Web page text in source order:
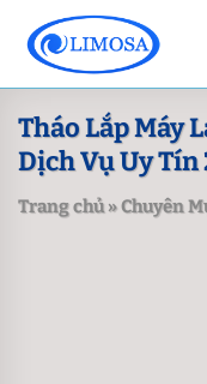
content
Tháo Lắp Máy
Dịch Vụ Uy Tín
Trang chủ»Chuyên